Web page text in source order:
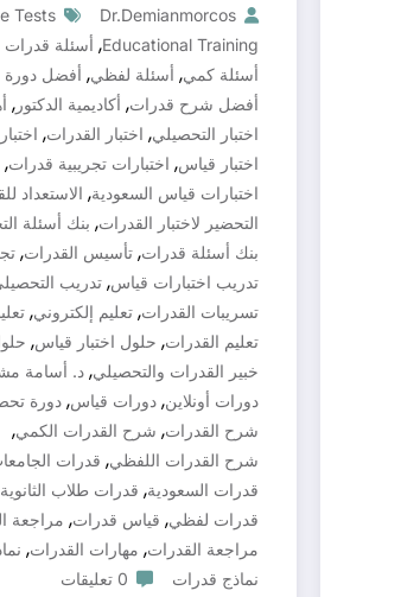
Dr.demianmorcos
Tests
Educational Training
, أسئلة قدرات
أسئلة كمي, أسئلة لفظي, أفضل دورة
أفضل شرح قدرات, أكاديمية الدكتور ,
اختبار التحصيلي, اختبار القدرات,
اختبار قياس, اختبارات تجريبية قدرات,
اختبارات قياس السعودية, الاستعداد
التحضير لاختبار القدرات, بنك أسئلة
بنك أسئلة قدرات, تأسيس القدرات,
تدريب اختبارات قياس, تدريب
تسريبات القدرات, تعليم إلكتروني,
تعليم القدرات, حلول اختبار قياس,
خبير القدرات والتحصيلي, د. أسامة
دورات أونلاين, دورات قياس, دورة
شرح القدرات, شرح القدرات الكمي,
شرح القدرات اللفظي, قدرات
قدرات السعودية, قدرات طلاب الثانوية
قدرات لفظي, قياس قدرات, مراجعة
مراجعة القدرات, مهارات القدرات,
نماذج قدرات 0 تعليقات